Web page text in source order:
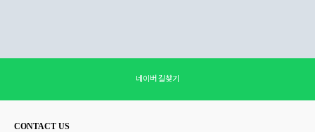
네이버 길찾기
CONTACT US